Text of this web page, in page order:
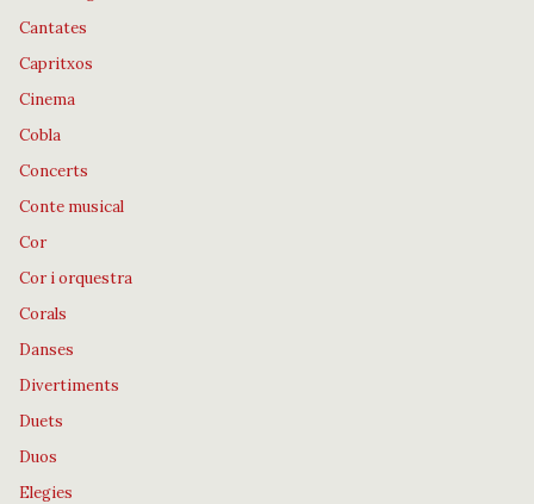
Cantates
Capritxos
Cinema
Cobla
Concerts
Conte musical
Cor
Cor i orquestra
Corals
Danses
Divertiments
Duets
Duos
Elegies